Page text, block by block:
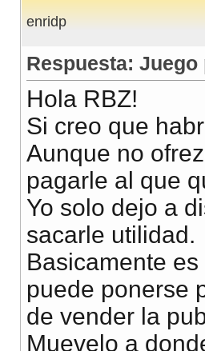
enridp
Respuesta:
Hola RBZ!
Si creo que
Aunque no
pagarle al que
Yo solo dejo a
sacarle utilidad.
Basicamente
puede ponerse
de vender la
Muevelo a